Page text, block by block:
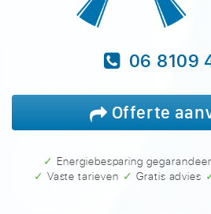
06 8109
Offerte
✓ Energiebesparing
✓ Vaste tarieven
✓ Gratis advies
VRAGEN